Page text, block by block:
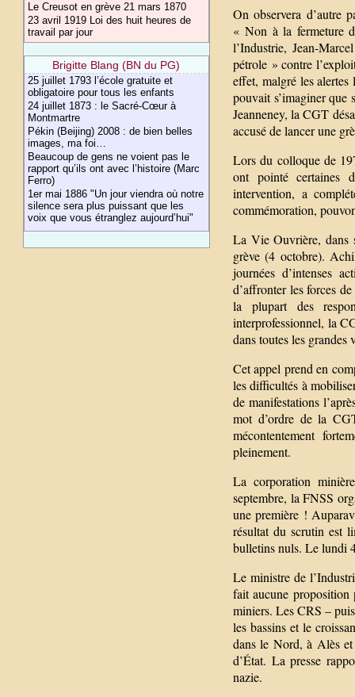
Le Creusot en grève 21 mars 1870
23 avril 1919 Loi des huit heures de
travail par jour
Brigitte Blang (BN du PG)
25 juillet 1793 l’école gratuite et
obligatoire pour tous les enfants
24 juillet 1873 : le Sacré-Cœur à
Montmartre
Pékin (Beijing) 2008 : de bien belles
images, ma foi…
Beaucoup de gens ne voient pas le
rapport qu’ils ont avec l’histoire (Marc
Ferro)
1er mai 1886 "Un jour viendra où notre
silence sera plus puissant que les
voix que vous étranglez aujourd’hui"
On observera d’autre
« Non à la fermeture
l’Industrie, Jean-
pétrole » contre
effet, malgré les
pouvait s’imaginer que
Jeanneney, la CGT
accusé de lancer une
Lors du colloque de
ont pointé certaines
intervention, a
commémoration,
La Vie Ouvrière, dans
grève (4 octobre).
journées d’intenses
d’affronter les forces
la plupart des
interprofessionnel, la
dans toutes les grandes
Cet appel prend en
les difficultés à
de manifestations
mot d’ordre de la
mécontentement
pleinement.
La corporation
septembre, la FNSS
une première !
résultat du scrutin est
bulletins nuls. Le lundi
Le ministre de
fait aucune proposition
miniers. Les CRS –
les bassins et le
dans le Nord, à Alès
d’État. La presse
nazie.